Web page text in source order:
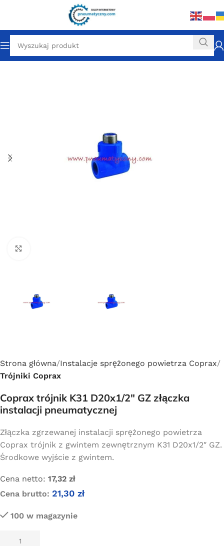
Strona główna Instalacje sprężonego powietrza Coprax
Trójniki Coprax
Coprax trójnik K31 D20x1/2″ GZ złączka
instalacji pneumatycznej
Złączka zgrzewanej instalacji sprężonego powietrza
Coprax trójnik z gwintem zewnętrznym K31 D20x1/2″ GZ.
Środkowe wyjście z gwintem.
Cena netto: 17,32 zł
Cena brutto: 21,30 zł
100 w magazynie